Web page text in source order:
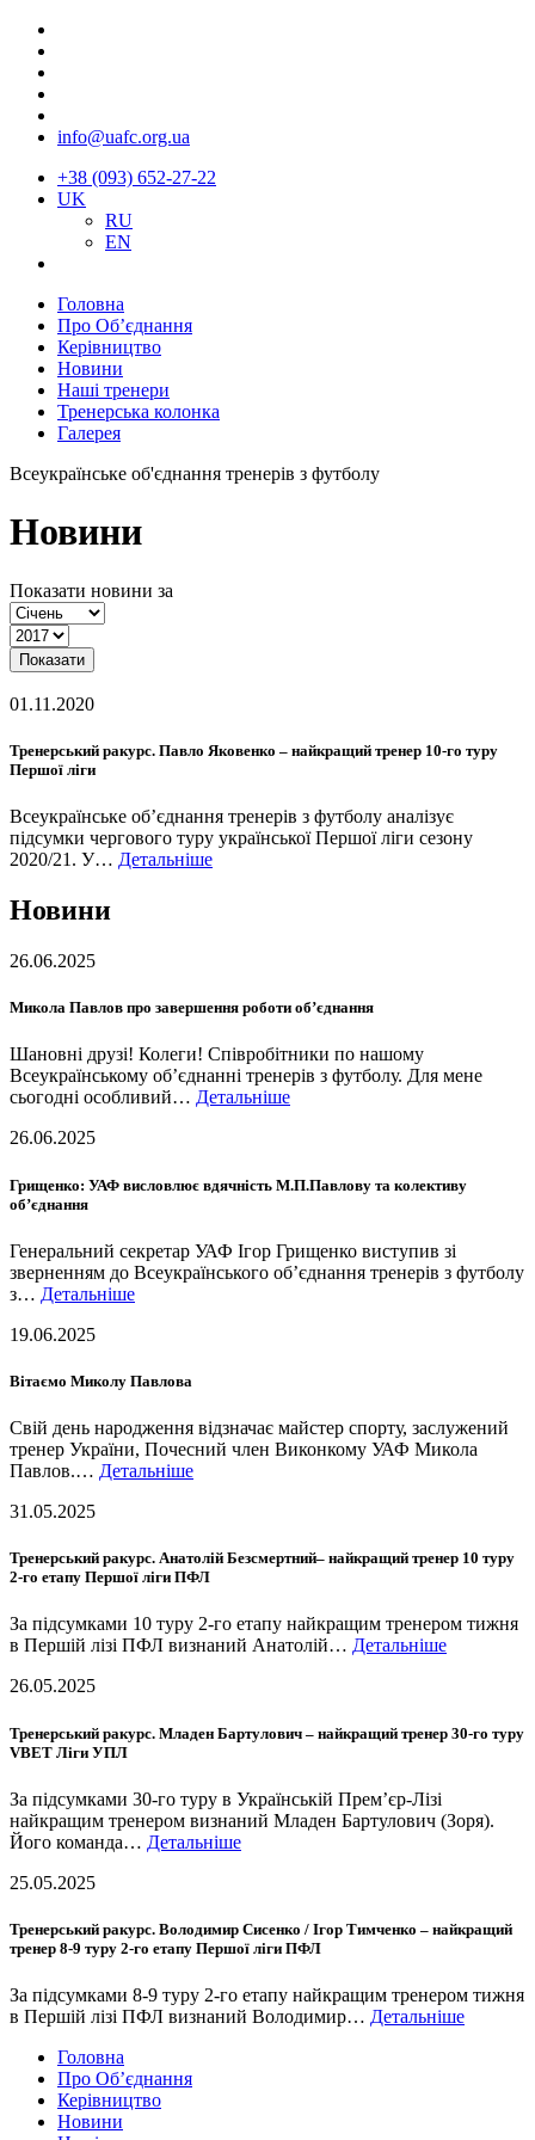
info@uafc.org.ua
+38 (093) 652-27-22
UK
RU
EN
Головна
Про Об’єднання
Керівництво
Новини
Наші тренери
Тренерська колонка
Галерея
Всеукраїнське об'єднання тренерів з футболу
Новини
Показати новини за
Показати
01.11.2020
Тренерський ракурс. Павло Яковенко – найкращий тренер 10-го туру
Першої ліги
Всеукраїнське об’єднання тренерів з футболу аналізує
підсумки чергового туру української Першої ліги сезону
2020/21. У… Детальніше
Новини
26.06.2025
Микола Павлов про завершення роботи об’єднання
Шановні друзі! Колеги! Співробітники по нашому
Всеукраїнському об’єднанні тренерів з футболу. Для мене
сьогодні особливий… Детальніше
26.06.2025
Грищенко: УАФ висловлює вдячність М.П.Павлову та колективу
об’єднання
Генеральний секретар УАФ Ігор Грищенко виступив зі
зверненням до Всеукраїнського об’єднання тренерів з футболу
з… Детальніше
19.06.2025
Вітаємо Миколу Павлова
Свій день народження відзначає майстер спорту, заслужений
тренер України, Почесний член Виконкому УАФ Микола
Павлов.… Детальніше
31.05.2025
Тренерський ракурс. Анатолій Безсмертний– найкращий тренер 10 туру
2-го етапу Першої ліги ПФЛ
За підсумками 10 туру 2-го етапу найкращим тренером тижня
в Першій лізі ПФЛ визнаний Анатолій… Детальніше
26.05.2025
Тренерський ракурс. Младен Бартулович – найкращий тренер 30-го туру
VBET Ліги УПЛ
За підсумками 30-го туру в Українській Прем’єр-Лізі
найкращим тренером визнаний Младен Бартулович (Зоря).
Його команда… Детальніше
25.05.2025
Тренерський ракурс. Володимир Сисенко / Ігор Тимченко – найкращий
тренер 8-9 туру 2-го етапу Першої ліги ПФЛ
За підсумками 8-9 туру 2-го етапу найкращим тренером тижня
в Першій лізі ПФЛ визнаний Володимир… Детальніше
Головна
Про Об’єднання
Керівництво
Новини